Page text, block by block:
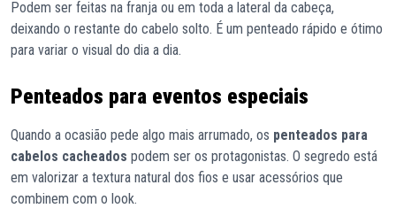
Podem ser feitas na franja ou em toda a lateral da cabeça,
deixando o restante do cabelo solto. É um penteado rápido e ótimo
para variar o visual do dia a dia.
Penteados para eventos especiais
Quando a ocasião pede algo mais arrumado, os penteados para
cabelos cacheados podem ser os protagonistas. O segredo está
em valorizar a textura natural dos fios e usar acessórios que
combinem com o look.